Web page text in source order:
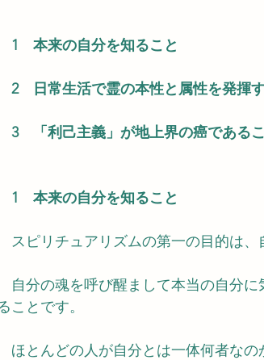
1　本来の自分を知ること
2　日常生活で霊の本性と属性を発揮
3　「利己主義」が地上界の癌である
1　本来の自分を知ること
スピリチュアリズムの第一の目的は、
自分の魂を呼び醒まして本当の自分に
ことです。
ほとんどの人が自分とは一体何者なの